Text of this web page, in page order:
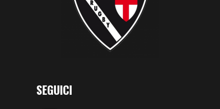
SEGUICI